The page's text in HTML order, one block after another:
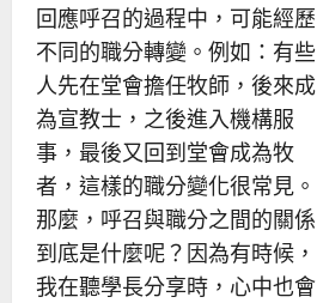
回應呼召的過程中，可能經歷
不同的職分轉變。例如：有些
人先在堂會擔任牧師，後來成
為宣教士，之後進入機構服
事，最後又回到堂會成為牧
者，這樣的職分變化很常見。
那麼，呼召與職分之間的關係
到底是什麼呢？因為有時候，
我在聽學長分享時，心中也會